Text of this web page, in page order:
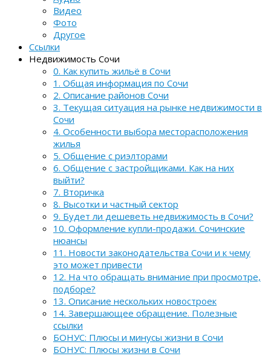
Видео
Фото
Другое
Ссылки
Недвижимость Сочи
0. Как купить жильё в Сочи
1. Общая информация по Сочи
2. Описание районов Сочи
3. Текущая ситуация на рынке недвижимости в
Сочи
4. Особенности выбора месторасположения
жилья
5. Общение с риэлторами
6. Общение с застройщиками. Как на них
выйти?
7. Вторичка
8. Высотки и частный сектор
9. Будет ли дешеветь недвижимость в Сочи?
10. Оформление купли-продажи. Сочинские
нюансы
11. Новости законодательства Сочи и к чему
это может привести
12. На что обращать внимание при просмотре,
подборе?
13. Описание нескольких новостроек
14. Завершающее обращение. Полезные
ссылки
БОНУС: Плюсы и минусы жизни в Сочи
БОНУС: Плюсы жизни в Сочи